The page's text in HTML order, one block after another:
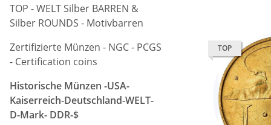
TOP
TOP - WELT Silber BARREN &
Silber ROUNDS - Motivbarren
Zertifizierte Münzen - NGC - PCGS
- Certification coins
Historische Münzen -USA-
Kaiserreich-Deutschland-WELT-
D-Mark- DDR-$